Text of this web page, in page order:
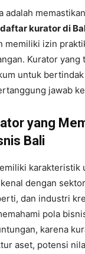
adalah
daftar kurator di
memiliki izin
Kurator yang
untuk
jawab
yang
Bali
karakteristik
dengan
dan industri
pola
karena
aset, potensi